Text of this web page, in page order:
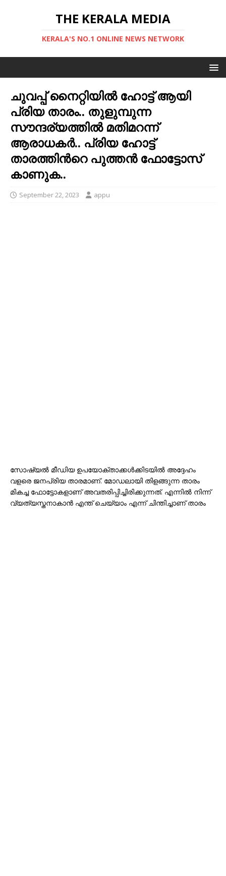
THE KERALA MEDIA
KERALA'S NO.1 ONLINE NEWS NETWORK
ചുവപ്പ് നൈറ്റിയില്‍ ഹോട്ട് ആയി
പ്രിയ താരം.. തുളുമ്പുന്ന
സൗന്ദര്യത്തില്‍ മതിമറന്ന്
ആരാധകര്‍.. പ്രിയ ഹോട്ട്
താരത്തിന്‍റെ പുത്തന്‍ ഫോട്ടോസ്
കാണുക..
September 22, 2023 appu
സോഷ്യൽ മീഡിയ ഉപയോക്താക്കൾക്കിടയിൽ അദ്ദേഹം
വളരെ ജനപ്രിയ താരമാണ്. മോഡലായി തിളങ്ങുന്ന താരം
മികച്ച ഫോട്ടോകളാണ് അവതരിപ്പിച്ചിരിക്കുന്നത്. എന്നിൽ നിന്ന്
വ്യത്യസ്തനാകാൻ എന്ത് ചെയ്യാം എന്ന് ചിന്തിച്ചാണ് താരം